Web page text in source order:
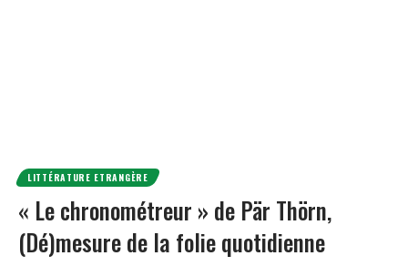
LITTÉRATURE ETRANGÈRE
« Le chronométreur » de Pär Thörn,
(Dé)mesure de la folie quotidienne